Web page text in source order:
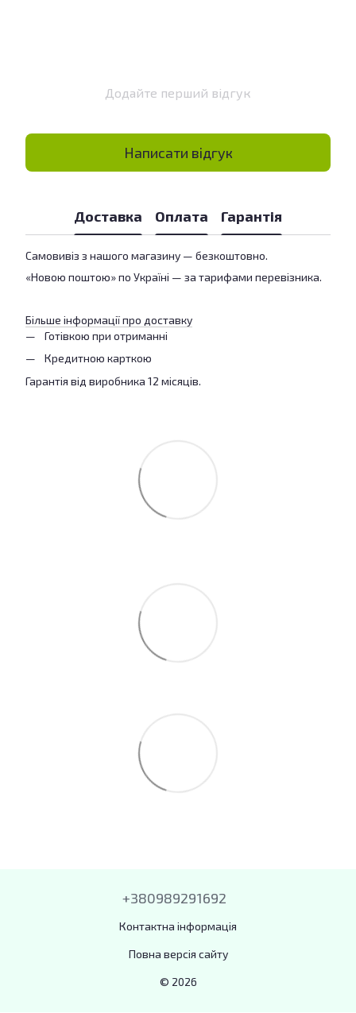
Додайте перший відгук
Написати відгук
Доставка Оплата Гарантія
Самовивіз з нашого магазину — безкоштовно.
«Новою поштою» по Україні — за тарифами перевізника.
Більше інформації про доставку
Готівкою при отриманні
Кредитною карткою
Гарантія від виробника 12 місяців.
+380989291692
Контактна інформація
Повна версія сайту
© 2026